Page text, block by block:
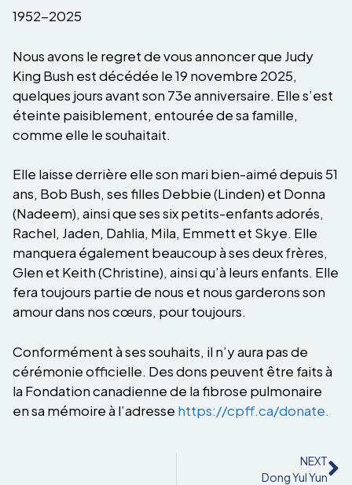
1952-2025
Nous avons le regret de vous annoncer que Judy
King Bush est décédée le 19 novembre 2025,
quelques jours avant son 73e anniversaire. Elle s’est
éteinte paisiblement, entourée de sa famille,
comme elle le souhaitait.
Elle laisse derrière elle son mari bien-aimé depuis 51
ans, Bob Bush, ses filles Debbie (Linden) et Donna
(Nadeem), ainsi que ses six petits-enfants adorés,
Rachel, Jaden, Dahlia, Mila, Emmett et Skye. Elle
manquera également beaucoup à ses deux frères,
Glen et Keith (Christine), ainsi qu’à leurs enfants. Elle
fera toujours partie de nous et nous garderons son
amour dans nos cœurs, pour toujours.
Conformément à ses souhaits, il n’y aura pas de
cérémonie officielle. Des dons peuvent être faits à
la Fondation canadienne de la fibrose pulmonaire
en sa mémoire à l’adresse https://cpff.ca/donate.
NEXT
Dong Yul Yun